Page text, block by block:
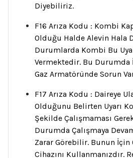
Diyebiliriz.
F16 Arıza Kodu : Kombi
Olduğu Halde Alevin Hala
Durumlarda Kombi Bu
Vermektedir. Bu Durumda
Gaz Armatöründe Sorun
F17 Arıza Kodu : Daireye
Olduğunu Belirten Uyarı
Şekilde Çalışmaması
Durumda Çalışmaya
Zarar Görebilir. Bunun
Cihazını Kullanmanızdır.